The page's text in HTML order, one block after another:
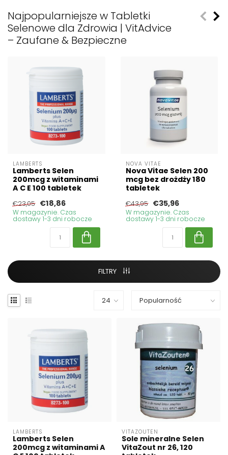
Najpopularniejsze w Tabletki
Selenowe dla Zdrowia | VitAdvice
– Zaufane & Bezpieczne
LAMBERTS
Lamberts Selen
200mcg z witaminami
A C E 100 tabletek
€23,05 €18,86
W magazynie. Czas
dostawy 1-3 dni robocze
NOVA VITAE
Nova Vitae Selen 200
mcg bez drożdży 180
tabletek
€43,95 €35,96
W magazynie. Czas
dostawy 1-3 dni robocze
FILTRY
LAMBERTS
Lamberts Selen
200mcg z witaminami A
VITAZOUTEN
Sole mineralne Selen
VitaZout nr 26, 120